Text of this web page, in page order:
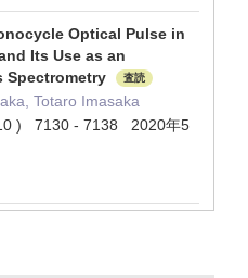
Optical Pulse in
Its Use as an
Spectrometry
査読
Totaro Imasaka
) 7130 - 7138 2020年5